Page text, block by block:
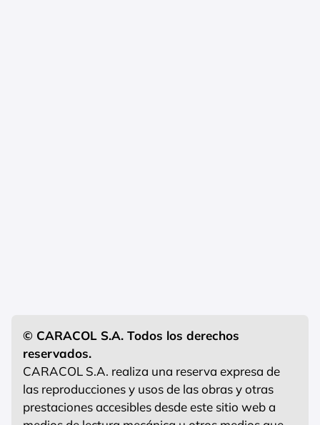
© CARACOL S.A. Todos los derechos
reservados.
CARACOL S.A. realiza una reserva expresa de
las reproducciones y usos de las obras y otras
prestaciones accesibles desde este sitio web a